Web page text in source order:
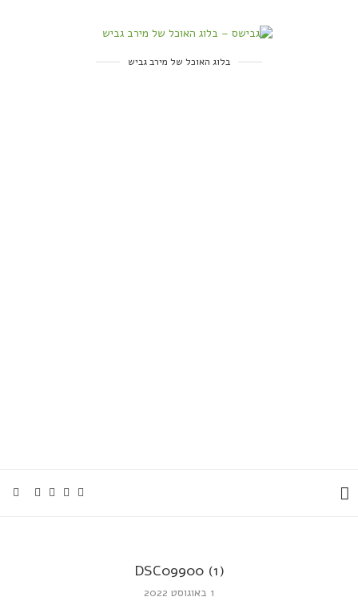
בלוג האוכל של מירב גביש
DSC09900 (1)
1 באוגוסט 2022